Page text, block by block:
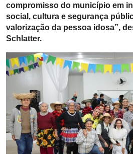
compromisso do município em
social, cultura e segurança
valorização da pessoa idosa”,
Schlatter.